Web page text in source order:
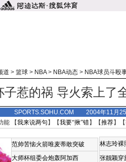
道 > 篮球 > NBA> NBA动态 > NBA球员斗殴
子惹的祸 导火索上了
SPORTS.SOHU.COM 2004年11月
能 【我来说两句 】【我要“揪”错】【推荐】
范帅苦恼火箭唯麦蒂敢突破
大师杯组委会炮轰阿加西
林志玲裸
张靓颖穿